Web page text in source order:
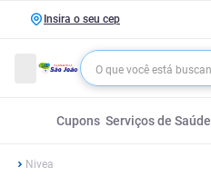
Insira o seu cep
Cupons Serviços de Saúde
Nivea